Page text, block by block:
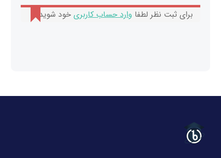
برای ثبت نظر لطفا وارد حساب کاربری خود شوید.